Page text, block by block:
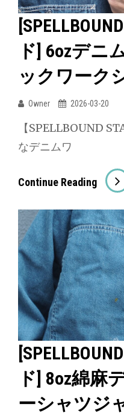
ド] 6ozデニ
ックワーク
Owner 2026-03-20
【SPELLBOUND
なデニムワ
Continue Reading
ス
ペ
ル
バ
ウ
ン
ド]
6oz
デ
ニ
ム
オ
ド] 8oz綿麻
ーシャツジ